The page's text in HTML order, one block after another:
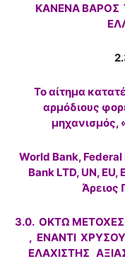
ΚΑΝΕΝΑ ΒΑΡΟΣ
Το αίτημα
αρμόδιους
μηχανισμός,
World Bank,
Bank LTD, UN,
Άρειος
3.0. ΟΚΤΩ
, ΕΝΑΝΤΙ
ΕΛΑΧΙΣΤΗΣ